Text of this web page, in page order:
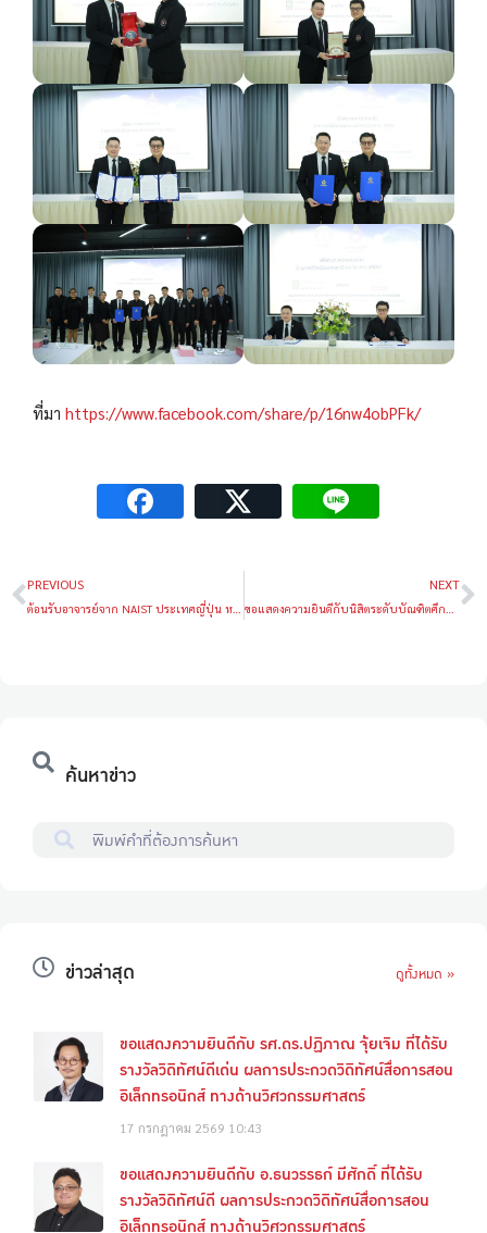
ที่มา https://www.facebook.com/share/p/16nw4obPFk/
PREVIOUS NEXT
ค้นหาข่าว
ข่าวล่าสุด ดูทั้งหมด »
ขอแสดงความยินดีกับ รศ.ดร.ปฏิภาณ จุ้ยเจิม ที่ได้รับ
รางวัลวิดิทัศน์ดีเด่น ผลการประกวดวิดิทัศน์สื่อการสอน
อิเล็กทรอนิกส์ ทางด้านวิศวกรรมศาสตร์
17 กรกฎาคม 2569 10:43
ขอแสดงความยินดีกับ อ.ธนวรรธก์ มีศักดิ์ ที่ได้รับ
รางวัลวิดิทัศน์ดี ผลการประกวดวิดิทัศน์สื่อการสอน
อิเล็กทรอนิกส์ ทางด้านวิศวกรรมศาสตร์